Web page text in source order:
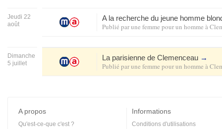
Jeudi 22
août
A la recherche du jeune homme
Publié parune femme pour un homme à
Dimanche
5 juillet
La parisienne de Clemenceau →
Publié parune femme pour un homme à
A propos
Qu'est-ce-que c'est ?
Informations
Conditions d'utilisations